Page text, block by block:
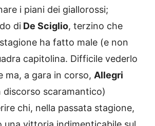
i piani dei giallorossi;
di De Sciglio, terzino che
ha fatto male (e non
capitolina. Difficile vederlo
ma, a gara in corso, Allegri
discorso scaramantico)
chi, nella passata stagione,